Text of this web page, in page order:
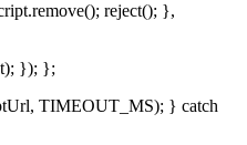
reject(); },
}); };
TIMEOUT_MS); } catch